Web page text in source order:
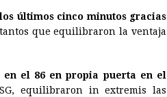
últimos cinco minutos gracias
que equilibraron la ventaja
el 86 en propia puerta en el
equilibraron in extremis las